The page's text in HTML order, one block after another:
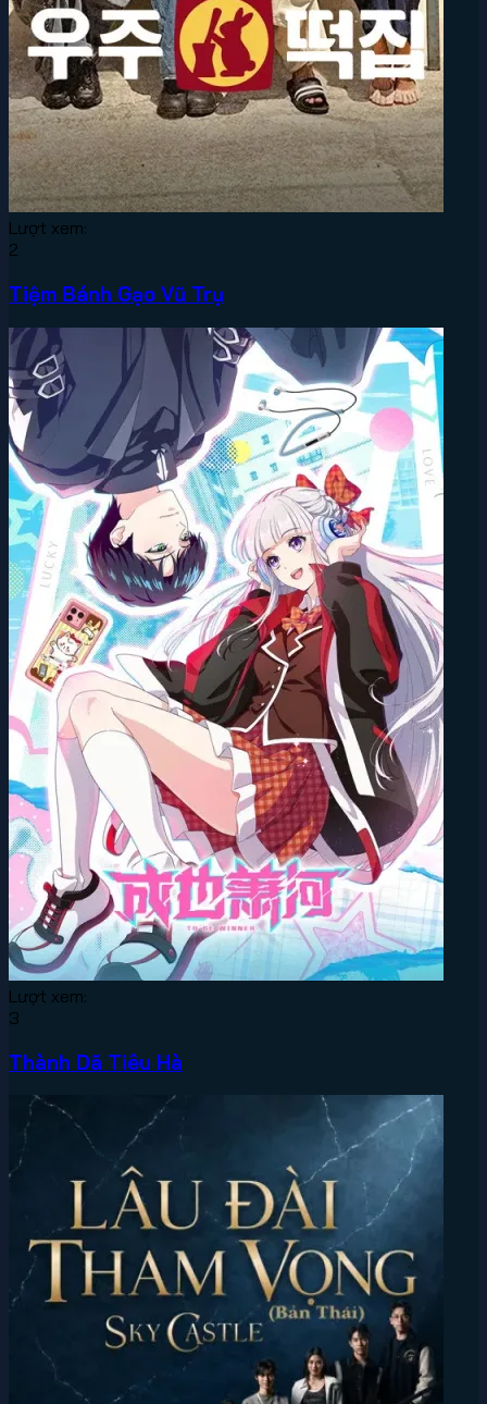
Lượt xem:
2
Tiệm Bánh Gạo Vũ Trụ
Lượt xem:
3
Thành Dã Tiêu Hà